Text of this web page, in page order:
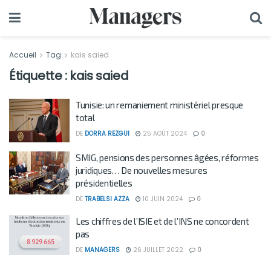
Accueil Tag kais saied
Étiquette : kais saied
Tunisie: un remaniement ministériel presque
total
DE DORRA REZGUI 25 AOÛT 2024 0
SMIG, pensions des personnes âgées, réformes
juridiques… De nouvelles mesures
présidentielles
DE TRABELSI AZZA 10 JUIN 2024 0
Les chiffres de l’ISIE et de l’INS ne concordent
pas
DE MANAGERS 26 JUILLET 2022 0